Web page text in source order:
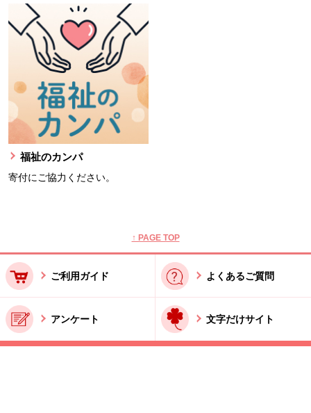
福祉のカンパ
寄付にご協力ください。
↑ PAGE TOP
ご利用ガイド よくあるご質問
アンケート 文字だけサイト